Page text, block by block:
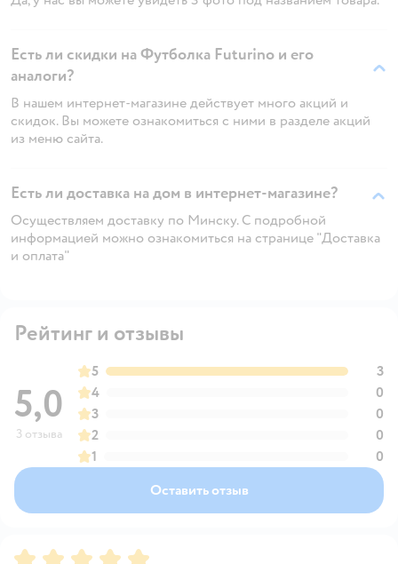
Есть ли скидки на Футболка Futurino и его
аналоги?
В нашем интернет-магазине действует много акций и
скидок. Вы можете ознакомиться с ними в разделе акций
из меню сайта.
Есть ли доставка на дом в интернет-магазине?
Осуществляем доставку по Минску. С подробной
информацией можно ознакомиться на странице "Доставка
и оплата"
Рейтинг и отзывы
5,0
3 отзыва
5
3
4
0
3
0
2
0
1
0
Оставить отзыв
Рейтинг:5